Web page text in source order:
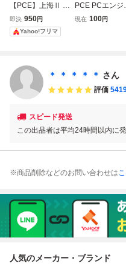
【PCE】上海Ⅱ P
CエンジンCDロム
ロム ハドソン
HUDSON シャン
即決 950円
Yahoo!フリマ
PCE PCエンジ
HuCARD ハドソ
現在 100円
＊ ＊ ＊ ＊ ＊ さん
評価
スピード発送
この出品者は平均24時間以内に
※商品削除などのお問い合わせは
人気のメーカー・ブランド